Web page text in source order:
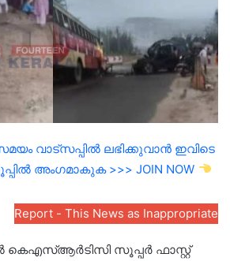
വാട്സപ്പിൽ ലഭിക്കുവാൻ ഇവിടെ
അംഗമാകുക >>> JOIN NOW
Report - This News as Inappropriate
കെഎസ്ആർടിസി സൂപ്പർ ഫാസ്റ്റ്